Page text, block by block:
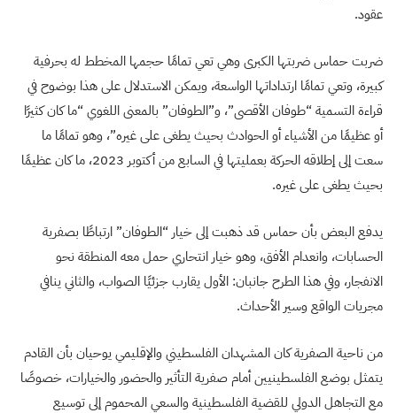
عقود.
ضربت حماس ضربتها الكبرى وهي تعي تمامًا حجمها المخطط له بحرفية
كبيرة، وتعي تمامًا ارتداداتها الواسعة، ويمكن الاستدلال على هذا بوضوح في
قراءة التسمية “طوفان الأقصى”، و”الطوفان” بالمعنى اللغوي “ما كان كثيرًا
أو عظيمًا من الأشياء أو الحوادث بحيث يطغى على غيره”، وهو تمامًا ما
سعت إلى إطلاقه الحركة بعمليتها في السابع من أكتوبر 2023، ما كان عظيمًا
بحيث يطغى على غيره.
يدفع البعض بأن حماس قد ذهبت إلى خيار “الطوفان” ارتباطًا بصفرية
الحسابات، وانعدام الأفق، وهو خيار انتحاري حمل معه المنطقة نحو
الانفجار، وفي هذا الطرح جانبان: الأول يقارب جزئيًا الصواب، والثاني ينافي
مجريات الواقع وسير الأحداث.
من ناحية الصفرية كان المشهدان الفلسطيني والإقليمي يوحيان بأن القادم
يتمثل بوضع الفلسطينيين أمام صفرية التأثير والحضور والخيارات، خصوصًا
مع التجاهل الدولي للقضية الفلسطينية والسعي المحموم إلى توسيع